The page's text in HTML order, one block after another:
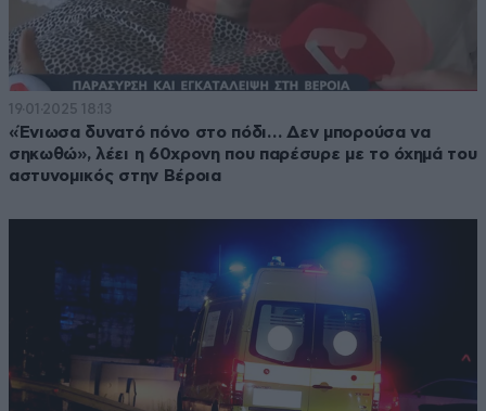
19·01·2025 18:13
«Ένιωσα δυνατό πόνο στο πόδι… Δεν μπορούσα να
σηκωθώ», λέει η 60χρονη που παρέσυρε με το όχημά του
αστυνομικός στην Βέροια